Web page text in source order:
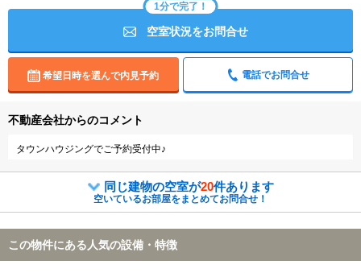
1分で完了！
空室状況をお問合せ
希望日時を選んで内見予約 電話でお問合せ
不動産会社からのコメント
タウンハウジングでご予約受付中♪
同じ建物の空室が20件あります
空いているお部屋をまとめてお問合せ！
この物件にある人気の設備・特徴